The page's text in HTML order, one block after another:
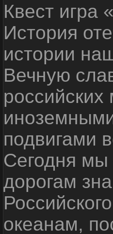
Квест
История
истории
Вечную
подвигами
Сегодня мы
дорогам
океанам,